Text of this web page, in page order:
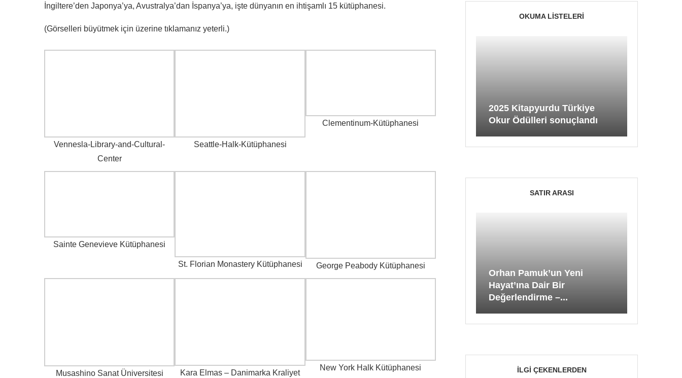
İngiltere’den Japonya’ya, Avustralya’dan İspanya’ya, işte dünyanın en ihtişamlı 15 kütüphanesi.
(Görselleri büyütmek için üzerine tıklamanız yeterli.)
Vennesla-Library-and-Cultural-
Center
Seattle-Halk-Kütüphanesi
Clementinum-Kütüphanesi
Sainte Genevieve Kütüphanesi
St. Florian Monastery Kütüphanesi George Peabody Kütüphanesi
Musashino Sanat Üniversitesi
Kara Elmas – Danimarka Kraliyet
New York Halk Kütüphanesi
OKUMA LISTELERI
2025 Kitapyurdu Türkiye
Okur Ödülleri sonuçlandı
SATIR ARASI
Orhan Pamuk’un Yeni
Hayat’ına Dair Bir
Değerlendirme –...
İLGI ÇEKENLERDEN